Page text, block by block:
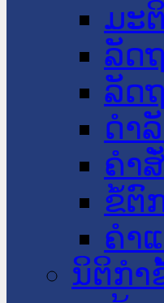
ມະ
ລັດ
ລັດ
ດໍາ
ຄໍາ
ຂໍ້ຕົ
ຄໍາ
ນິຕິກຳ